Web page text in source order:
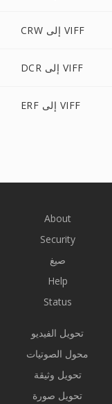
CRW إلى VIFF
DCR إلى VIFF
ERF إلى VIFF
About
Security
صيغ
Help
Status
تحويل الفيديو
محول الصوتيات
تحويل وثيقة
تحويل صورة